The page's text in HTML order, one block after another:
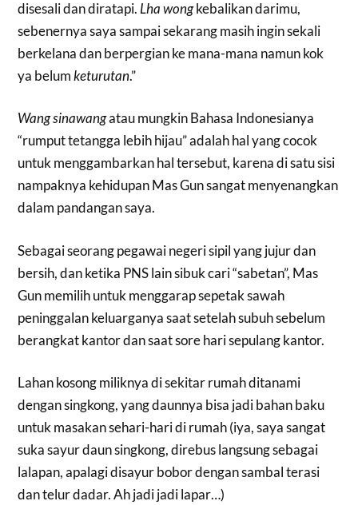
disesali dan diratapi. Lha wongkebalikan darimu,
sebenernya saya sampai sekarang masih ingin sekali
berkelana dan berpergian ke mana-mana namun kok
ya belumketurutan.”
Wang sinawangatau mungkin Bahasa Indonesianya
“rumput tetangga lebih hijau” adalah hal yang cocok
untuk menggambarkan hal tersebut, karena di satu sisi
nampaknya kehidupan Mas Gun sangat menyenangkan
dalam pandangan saya.
Sebagai seorang pegawai negeri sipil yang jujur dan
bersih, dan ketika PNS lain sibuk cari “sabetan”, Mas
Gun memilih untuk menggarap sepetak sawah
peninggalan keluarganya saat setelah subuh sebelum
berangkat kantor dan saat sore hari sepulang kantor.
Lahan kosong miliknya di sekitar rumah ditanami
dengan singkong, yang daunnya bisa jadi bahan baku
untuk masakan sehari-hari di rumah (iya, saya sangat
suka sayur daun singkong, direbus langsung sebagai
lalapan, apalagi disayur bobor dengan sambal terasi
dan telur dadar. Ah jadi jadi lapar…)